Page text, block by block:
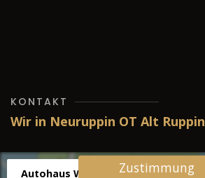
KONTAKT
Wir in Neuruppin OT Alt Ruppin
Autohaus WernickeZustimmung